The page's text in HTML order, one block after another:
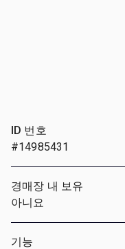
ID 번호
#14985431
경매장 내 보유
아니요
기능